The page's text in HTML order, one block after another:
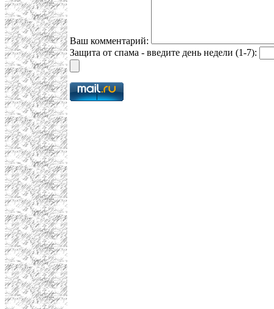
Ваш комментарий:
Защита от спама - введите день недели (1-7):